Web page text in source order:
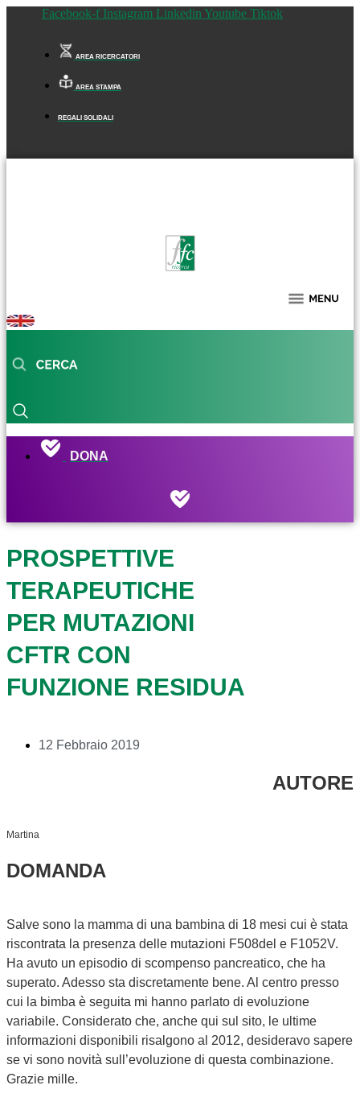
Facebook-f Instagram Linkedin Youtube Tiktok
AREA RICERCATORI
AREA STAMPA
REGALI SOLIDALI
DONA
PROSPETTIVE
TERAPEUTICHE
PER MUTAZIONI
CFTR CON
FUNZIONE RESIDUA
12 Febbraio 2019
AUTORE
Martina
DOMANDA
Salve sono la mamma di una bambina di 18 mesi cui è stata
riscontrata la presenza delle mutazioni F508del e F1052V.
Ha avuto un episodio di scompenso pancreatico, che ha
superato. Adesso sta discretamente bene. Al centro presso
cui la bimba è seguita mi hanno parlato di evoluzione
variabile. Considerato che, anche qui sul sito, le ultime
informazioni disponibili risalgono al 2012, desideravo sapere
se vi sono novità sull’evoluzione di questa combinazione.
Grazie mille.